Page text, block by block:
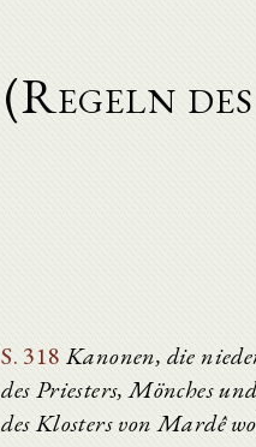
(Regeln
S. 318 Kanonen, die
des Priesters, Mönches
des Klosters von Mardê